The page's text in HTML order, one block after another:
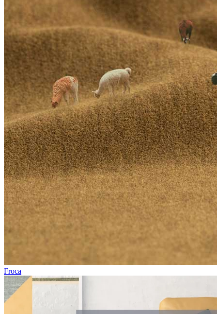
Froca